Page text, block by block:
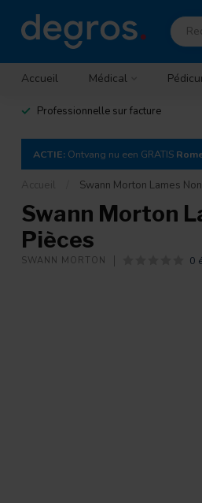
Accueil Médical
Professionnelle sur facture
ACTIE: Ontvang nu een GRATIS
Accueil Swann Morton Lames
Swann Morton
Pièces
SWANN MORTON 0